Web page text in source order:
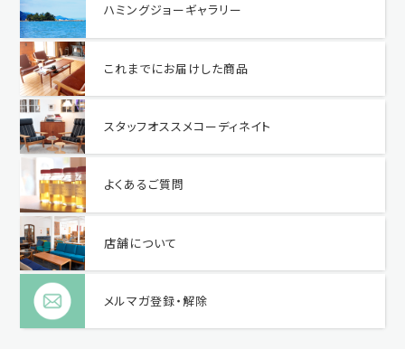
ハミングジョーギャラリー
これまでにお届けした商品
スタッフオススメコーディネイト
よくあるご質問
店舗について
メルマガ登録・解除